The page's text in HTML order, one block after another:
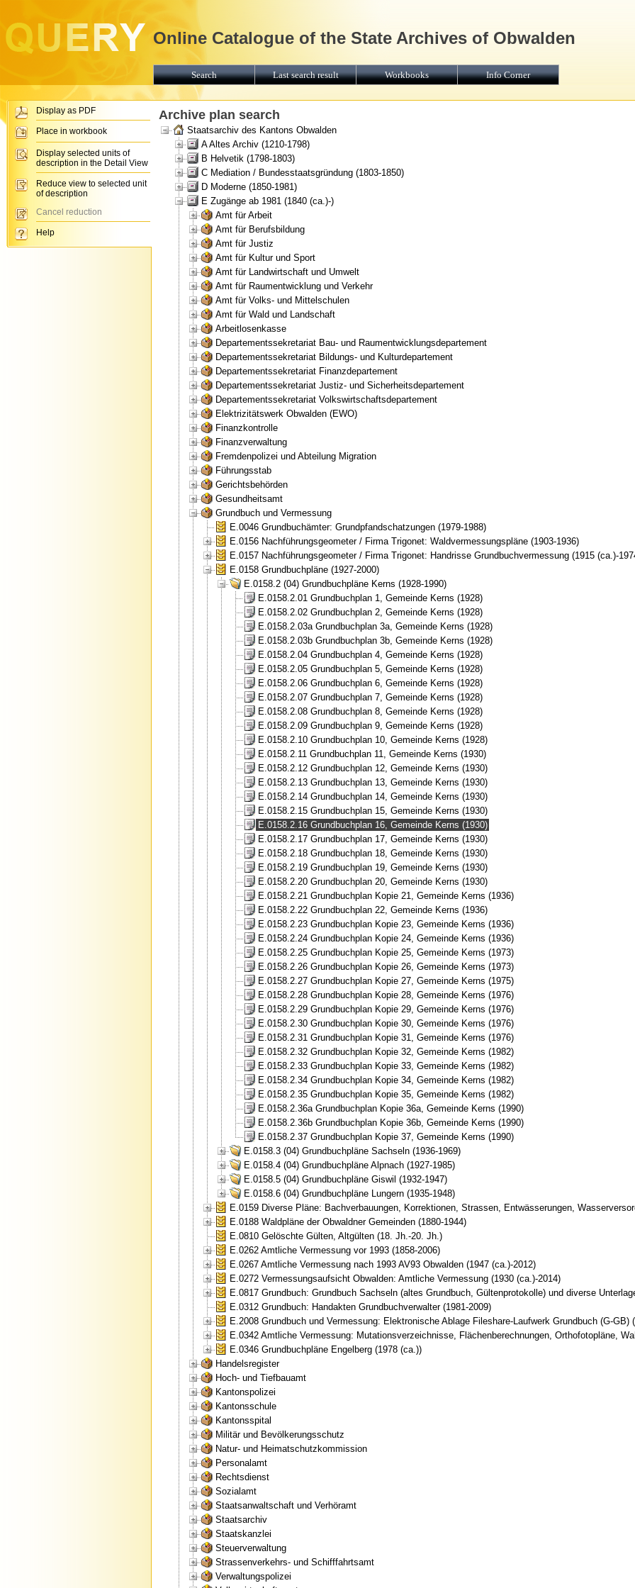
Archive plan search
Staatsarchiv des Kantons Obwalden
A Altes Archiv (1210-1798)
B Helvetik (1798-1803)
C Mediation / Bundesstaatsgründung (1803-1850)
D Moderne (1850-1981)
E Zugänge ab 1981 (1840 (ca.)-)
Amt für Arbeit
Amt für Berufsbildung
Amt für Justiz
Amt für Kultur und Sport
Amt für Landwirtschaft und Umwelt
Amt für Raumentwicklung und Verkehr
Amt für Volks- und Mittelschulen
Amt für Wald und Landschaft
Arbeitlosenkasse
Departementssekretariat Bau- und Raumentwicklungsdepartement
Departementssekretariat Bildungs- und Kulturdepartement
Departementssekretariat Finanzdepartement
Departementssekretariat Justiz- und Sicherheitsdepartement
Departementssekretariat Volkswirtschaftsdepartement
Elektrizitätswerk Obwalden (EWO)
Finanzkontrolle
Finanzverwaltung
Fremdenpolizei und Abteilung Migration
Führungsstab
Gerichtsbehörden
Gesundheitsamt
Grundbuch und Vermessung
E.0046 Grundbuchämter: Grundpfandschatzungen (1979-1988)
E.0156 Nachführungsgeometer / Firma Trigonet: Waldvermessungspläne (1903-1936)
E.0157 Nachführungsgeometer / Firma Trigonet: Handrisse Grundbuchvermessung (1915 (ca.)-
E.0158 Grundbuchpläne (1927-2000)
E.0158.2 (04) Grundbuchpläne Kerns (1928-1990)
E.0158.2.01 Grundbuchplan 1, Gemeinde Kerns (1928)
E.0158.2.02 Grundbuchplan 2, Gemeinde Kerns (1928)
E.0158.2.03a Grundbuchplan 3a, Gemeinde Kerns (1928)
E.0158.2.03b Grundbuchplan 3b, Gemeinde Kerns (1928)
E.0158.2.04 Grundbuchplan 4, Gemeinde Kerns (1928)
E.0158.2.05 Grundbuchplan 5, Gemeinde Kerns (1928)
E.0158.2.06 Grundbuchplan 6, Gemeinde Kerns (1928)
E.0158.2.07 Grundbuchplan 7, Gemeinde Kerns (1928)
E.0158.2.08 Grundbuchplan 8, Gemeinde Kerns (1928)
E.0158.2.09 Grundbuchplan 9, Gemeinde Kerns (1928)
E.0158.2.10 Grundbuchplan 10, Gemeinde Kerns (1928)
E.0158.2.11 Grundbuchplan 11, Gemeinde Kerns (1930)
E.0158.2.12 Grundbuchplan 12, Gemeinde Kerns (1930)
E.0158.2.13 Grundbuchplan 13, Gemeinde Kerns (1930)
E.0158.2.14 Grundbuchplan 14, Gemeinde Kerns (1930)
E.0158.2.15 Grundbuchplan 15, Gemeinde Kerns (1930)
E.0158.2.16 Grundbuchplan 16, Gemeinde Kerns (1930)
E.0158.2.17 Grundbuchplan 17, Gemeinde Kerns (1930)
E.0158.2.18 Grundbuchplan 18, Gemeinde Kerns (1930)
E.0158.2.19 Grundbuchplan 19, Gemeinde Kerns (1930)
E.0158.2.20 Grundbuchplan 20, Gemeinde Kerns (1930)
E.0158.2.21 Grundbuchplan Kopie 21, Gemeinde Kerns (1936)
E.0158.2.22 Grundbuchplan 22, Gemeinde Kerns (1936)
E.0158.2.23 Grundbuchplan Kopie 23, Gemeinde Kerns (1936)
E.0158.2.24 Grundbuchplan Kopie 24, Gemeinde Kerns (1936)
E.0158.2.25 Grundbuchplan Kopie 25, Gemeinde Kerns (1973)
E.0158.2.26 Grundbuchplan Kopie 26, Gemeinde Kerns (1973)
E.0158.2.27 Grundbuchplan Kopie 27, Gemeinde Kerns (1975)
E.0158.2.28 Grundbuchplan Kopie 28, Gemeinde Kerns (1976)
E.0158.2.29 Grundbuchplan Kopie 29, Gemeinde Kerns (1976)
E.0158.2.30 Grundbuchplan Kopie 30, Gemeinde Kerns (1976)
E.0158.2.31 Grundbuchplan Kopie 31, Gemeinde Kerns (1976)
E.0158.2.32 Grundbuchplan Kopie 32, Gemeinde Kerns (1982)
E.0158.2.33 Grundbuchplan Kopie 33, Gemeinde Kerns (1982)
E.0158.2.34 Grundbuchplan Kopie 34, Gemeinde Kerns (1982)
E.0158.2.35 Grundbuchplan Kopie 35, Gemeinde Kerns (1982)
E.0158.2.36a Grundbuchplan Kopie 36a, Gemeinde Kerns (1990)
E.0158.2.36b Grundbuchplan Kopie 36b, Gemeinde Kerns (1990)
E.0158.2.37 Grundbuchplan Kopie 37, Gemeinde Kerns (1990)
E.0158.3 (04) Grundbuchpläne Sachseln (1936-1969)
E.0158.4 (04) Grundbuchpläne Alpnach (1927-1985)
E.0158.5 (04) Grundbuchpläne Giswil (1932-1947)
E.0158.6 (04) Grundbuchpläne Lungern (1935-1948)
E.0159 Diverse Pläne: Bachverbauungen, Korrektionen, Strassen, Entwässerungen,
E.0188 Waldpläne der Obwaldner Gemeinden (1880-1944)
E.0810 Gelöschte Gülten, Altgülten (18. Jh.-20. Jh.)
E.0262 Amtliche Vermessung vor 1993 (1858-2006)
E.0267 Amtliche Vermessung nach 1993 AV93 Obwalden (1947 (ca.)-2012)
E.0272 Vermessungsaufsicht Obwalden: Amtliche Vermessung (1930 (ca.)-2014)
E.0817 Grundbuch: Grundbuch Sachseln (altes Grundbuch, Gültenprotokolle) und diverse
E.0312 Grundbuch: Handakten Grundbuchverwalter (1981-2009)
E.2008 Grundbuch und Vermessung: Elektronische Ablage Fileshare-Laufwerk Grundbuch (G-GB)
E.0342 Amtliche Vermessung: Mutationsverzeichnisse, Flächenberechnungen, Orthofotopläne,
E.0346 Grundbuchpläne Engelberg (1978 (ca.))
Handelsregister
Hoch- und Tiefbauamt
Kantonspolizei
Kantonsschule
Kantonsspital
Militär und Bevölkerungsschutz
Natur- und Heimatschutzkommission
Personalamt
Rechtsdienst
Sozialamt
Staatsanwaltschaft und Verhöramt
Staatsarchiv
Staatskanzlei
Steuerverwaltung
Strassenverkehrs- und Schifffahrtsamt
Verwaltungspolizei
Online Catalogue of the State Archives of Obwalden
Search Last search result Workbooks Info Corner
Display as PDF
Place in workbook
Display selected units of
description in the Detail View
Reduce view to selected unit
of description
Cancel reduction
Help